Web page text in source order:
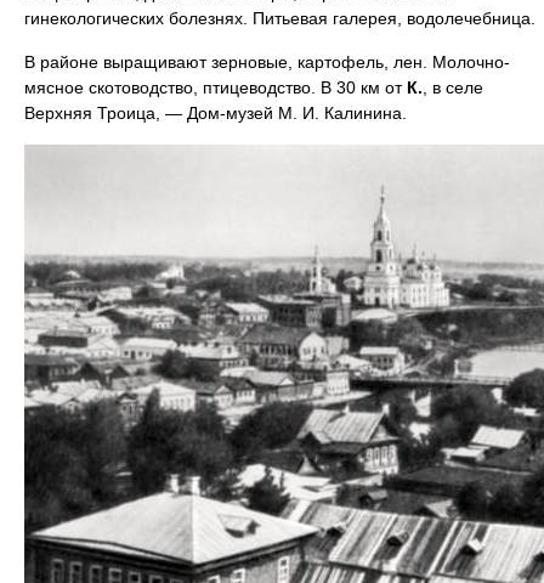
гинекологических болезнях. Питьевая галерея, водолечебница.
В районе выращивают зерновые, картофель, лен. Молочно-
мясное скотоводство, птицеводство. В 30 км от К. , в селе
Верхняя Троица, — Дом-музей М. И. Калинина.